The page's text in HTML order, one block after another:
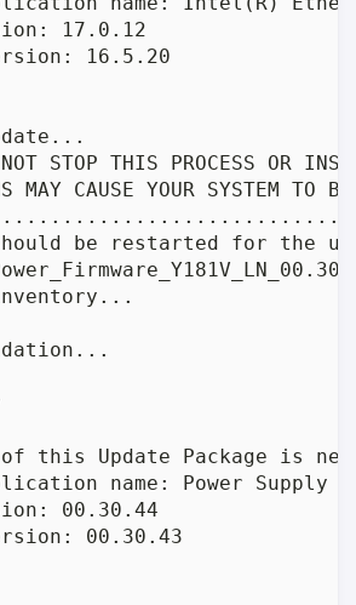
17.0.12
16.5.20
STOP THIS PROCESS OR
MAY CAUSE YOUR SYSTEM TO
be restarted for the
of this Update Package is
name: Power Supply
00.30.44
00.30.43